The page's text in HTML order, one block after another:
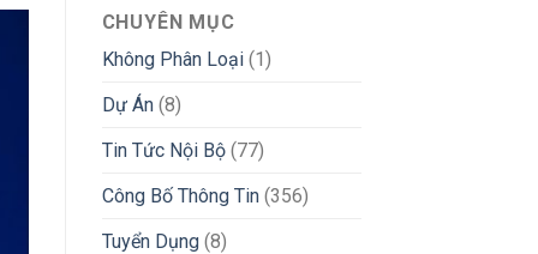
CHUYÊN MỤC
Không Phân Loại(1)
Dự Án(8)
Tin Tức Nội Bộ(77)
Công Bố Thông Tin(356)
Tuyển Dụng(8)